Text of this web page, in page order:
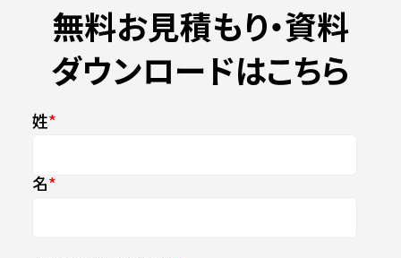
無料お見積もり・資料
ダウンロードはこちら
姓*
名*